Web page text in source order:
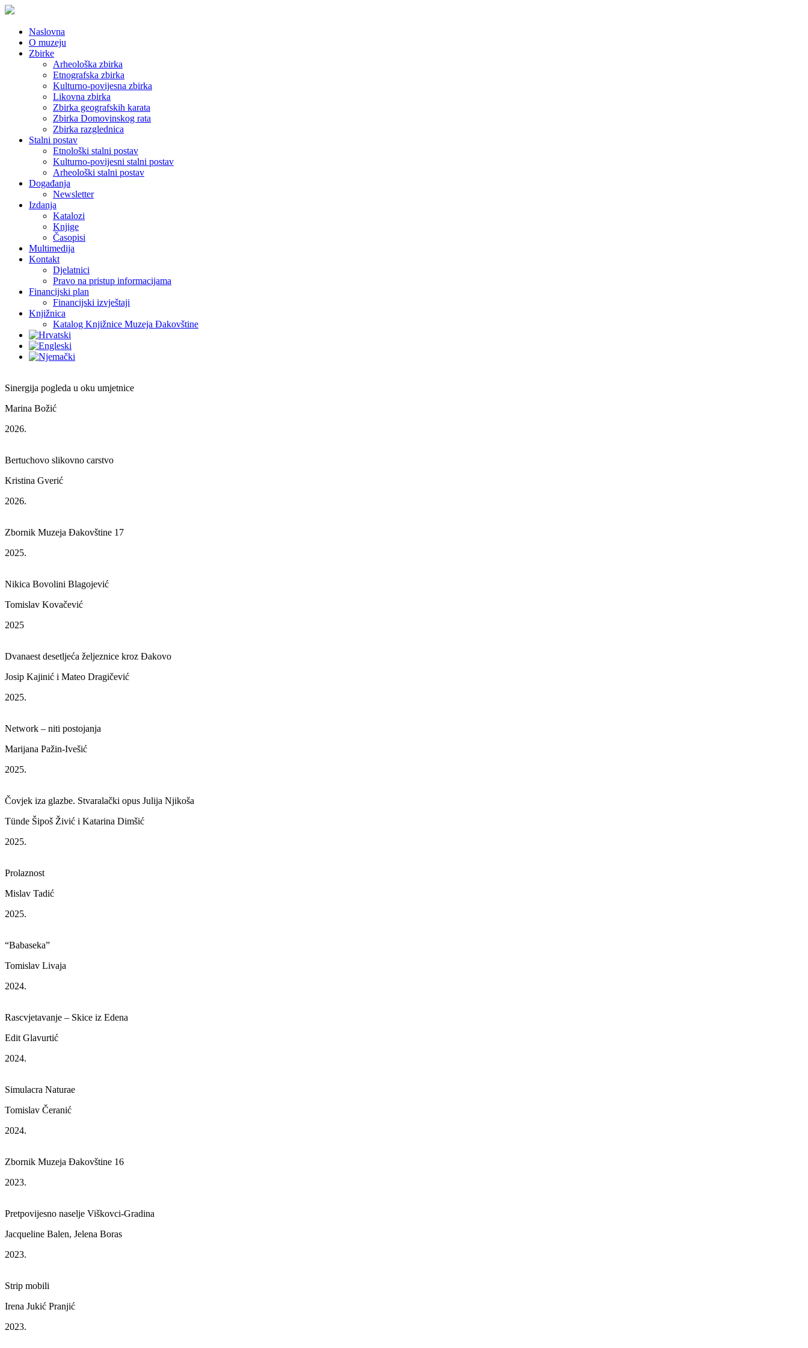
Naslovna
O muzeju
Zbirke
Arheološka zbirka
Etnografska zbirka
Kulturno-povijesna zbirka
Likovna zbirka
Zbirka geografskih karata
Zbirka Domovinskog rata
Zbirka razglednica
Stalni postav
Etnološki stalni postav
Kulturno-povijesni stalni postav
Arheološki stalni postav
Događanja
Newsletter
Izdanja
Katalozi
Knjige
Časopisi
Multimedija
Kontakt
Djelatnici
Pravo na pristup informacijama
Financijski plan
Financijski izvještaji
Knjižnica
Katalog Knjižnice Muzeja Đakovštine
Sinergija pogleda u oku umjetnice
Marina Božić
2026.
Bertuchovo slikovno carstvo
Kristina Gverić
2026.
Zbornik Muzeja Đakovštine 17
2025.
Nikica Bovolini Blagojević
Tomislav Kovačević
2025
Dvanaest desetljeća željeznice kroz Đakovo
Josip Kajinić i Mateo Dragičević
2025.
Network – niti postojanja
Marijana Pažin-Ivešić
2025.
Čovjek iza glazbe. Stvaralački opus Julija Njikoša
Tünde Šipoš Živić i Katarina Dimšić
2025.
Prolaznost
Mislav Tadić
2025.
“Babaseka”
Tomislav Livaja
2024.
Rascvjetavanje – Skice iz Edena
Edit Glavurtić
2024.
Simulacra Naturae
Tomislav Čeranić
2024.
Zbornik Muzeja Đakovštine 16
2023.
Pretpovijesno naselje Viškovci-Gradina
Jacqueline Balen, Jelena Boras
2023.
Strip mobili
Irena Jukić Pranjić
2023.